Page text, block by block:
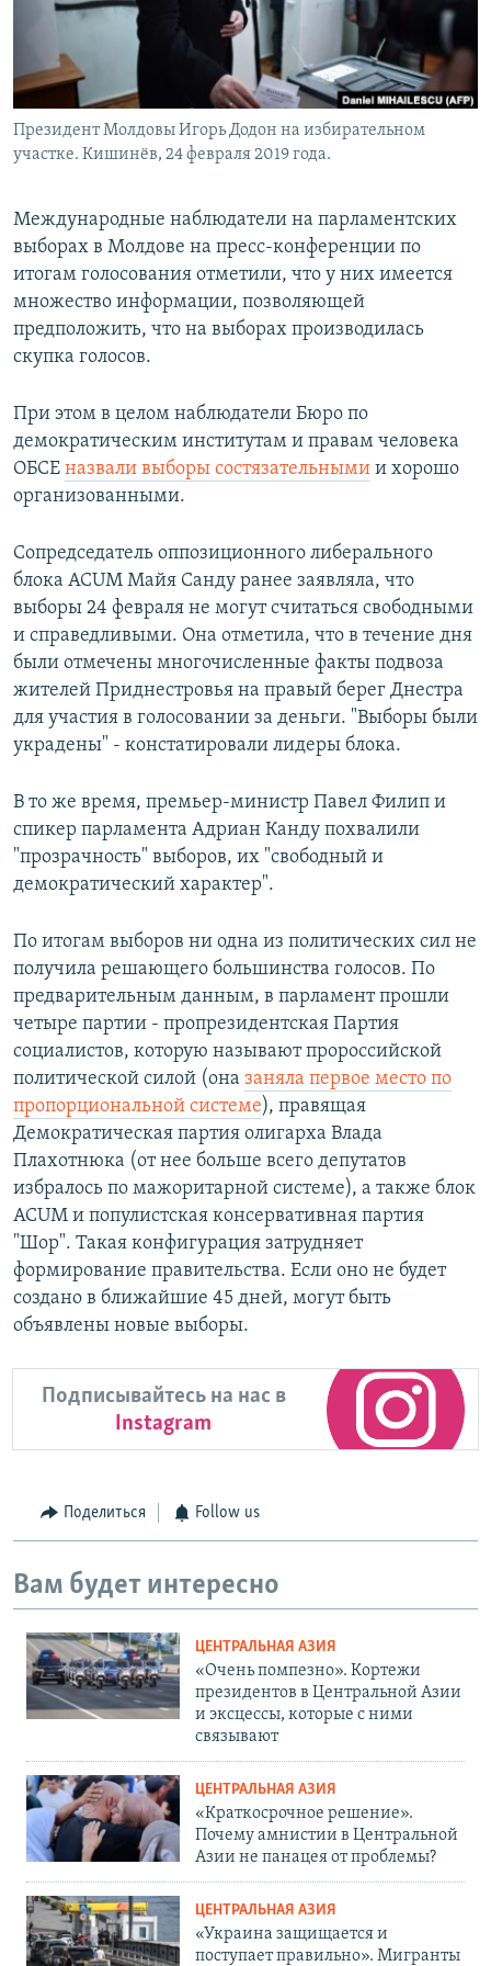
Президент Молдовы Игорь Додон на избирательном
участке. Кишинёв, 24 февраля 2019 года.
Международные наблюдатели на парламентских
выборах в Молдове на пресс-конференции по
итогам голосования отметили, что у них имеется
множество информации, позволяющей
предположить, что на выборах производилась
скупка голосов.
При этом в целом наблюдатели Бюро по
демократическим институтам и правам человека
ОБСЕ назвали выборы состязательными и хорошо
организованными.
Сопредседатель оппозиционного либерального
блока ACUM Майя Санду ранее заявляла, что
выборы 24 февраля не могут считаться свободными
и справедливыми. Она отметила, что в течение дня
были отмечены многочисленные факты подвоза
жителей Приднестровья на правый берег Днестра
для участия в голосовании за деньги. "Выборы были
украдены" - констатировали лидеры блока.
В то же время, премьер-министр Павел Филип и
спикер парламента Адриан Канду похвалили
"прозрачность" выборов, их "свободный и
демократический характер".
По итогам выборов ни одна из политических сил не
получила решающего большинства голосов. По
предварительным данным, в парламент прошли
четыре партии - пропрезидентская Партия
социалистов, которую называют пророссийской
политической силой (она заняла первое место по
пропорциональной системе), правящая
Демократическая партия олигарха Влада
Плахотнюка (от нее больше всего депутатов
избралось по мажоритарной системе), а также блок
ACUM и популистская консервативная партия
"Шор". Такая конфигурация затрудняет
формирование правительства. Если оно не будет
создано в ближайшие 45 дней, могут быть
объявлены новые выборы.
Подписывайтесь на нас в
Instagram
Поделиться Follow us
Вам будет интересно
ЦЕНТРАЛЬНАЯ АЗИЯ
«Очень помпезно». Кортежи
президентов в Центральной Азии
и эксцессы, которые с ними
связывают
ЦЕНТРАЛЬНАЯ АЗИЯ
«Краткосрочное решение».
Почему амнистии в Центральной
Азии не панацея от проблемы?
ЦЕНТРАЛЬНАЯ АЗИЯ
«Украина защищается и
поступает правильно». Мигранты